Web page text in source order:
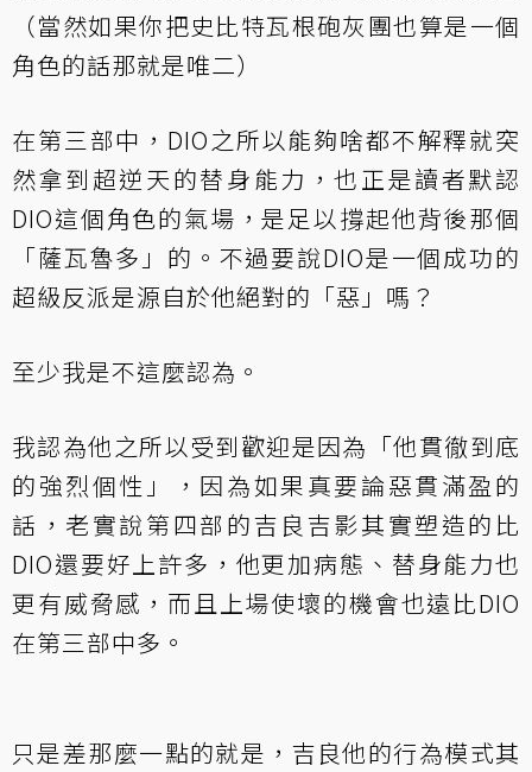
（當然如果你把史比特瓦根砲灰團也算是一個
角色的話那就是唯二）
在第三部中，DIO之所以能夠啥都不解釋就突
然拿到超逆天的替身能力，也正是讀者默認
DIO這個角色的氣場，是足以撐起他背後那個
「薩瓦魯多」的。不過要說DIO是一個成功的
超級反派是源自於他絕對的「惡」嗎？
至少我是不這麼認為。
我認為他之所以受到歡迎是因為「他貫徹到底
的強烈個性」，因為如果真要論惡貫滿盈的
話，老實說第四部的吉良吉影其實塑造的比
DIO還要好上許多，他更加病態、替身能力也
更有威脅感，而且上場使壞的機會也遠比DIO
在第三部中多。
只是差那麼一點的就是，吉良他的行為模式其